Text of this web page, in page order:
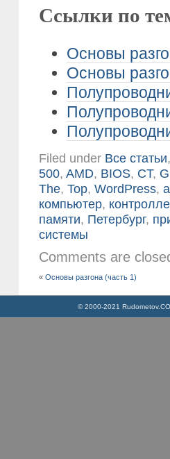
Ссылки по
Основы
Основы
Filed under Все статьи
500,AMD, BIOS, CT,
The,Top,WordPress,
компьютер,
памяти, Петербург,
системы
Comments are
«Основы разгона (часть 1)
© 2000-2021